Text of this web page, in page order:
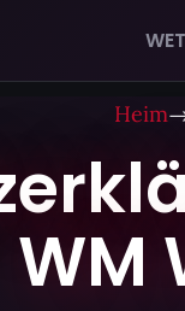
Heim
WM